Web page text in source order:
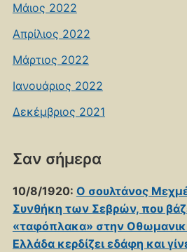
Μάιος 2022
Απρίλιος 2022
Μάρτιος 2022
Ιανουάριος 2022
Δεκέμβριος 2021
Σαν σήμερα
10/8/1920: Ο σουλτάνος
Συνθήκη των Σεβρών, που
«ταφόπλακα» στην
Ελλάδα κερδίζει εδάφη και